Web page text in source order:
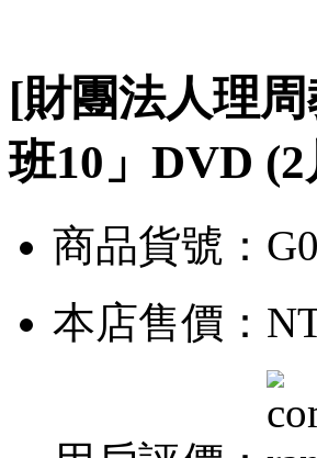
[財團法人理
班10」DVD
商品貨號：
本店售價：